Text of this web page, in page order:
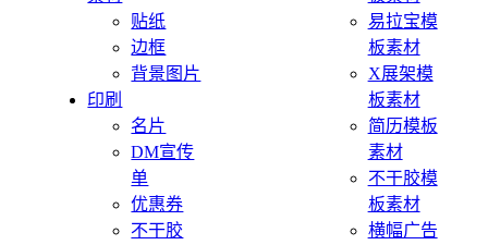
贴纸
边框
背景图片
印刷
名片
DM宣传
单
优惠券
不干胶
易拉宝模
板素材
X展架模
板素材
简历模板
素材
不干胶模
板素材
横幅广告